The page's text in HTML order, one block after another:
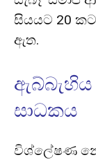
සියයට 20
ඇත.
සාධකය
විශ්ලේෂණ